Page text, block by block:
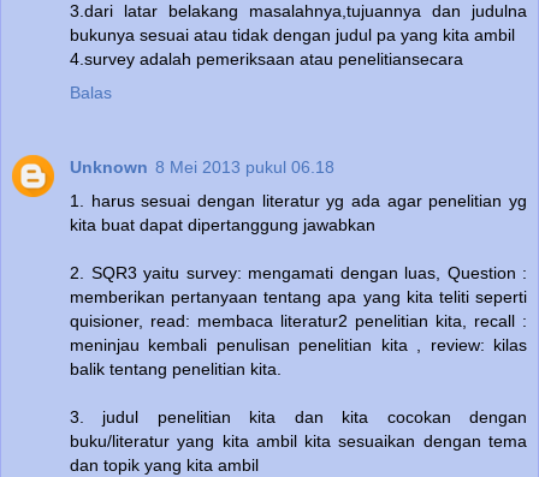
3.dari latar belakang masalahnya,tujuannya dan judulna
bukunya sesuai atau tidak dengan judul pa yang kita ambil
4.survey adalah pemeriksaan atau penelitiansecara
Balas
Unknown 8 Mei 2013 pukul 06.18
1. harus sesuai dengan literatur yg ada agar penelitian yg
kita buat dapat dipertanggung jawabkan
2. SQR3 yaitu survey: mengamati dengan luas, Question :
memberikan pertanyaan tentang apa yang kita teliti seperti
quisioner, read: membaca literatur2 penelitian kita, recall :
meninjau kembali penulisan penelitian kita , review: kilas
balik tentang penelitian kita.
3. judul penelitian kita dan kita cocokan dengan
buku/literatur yang kita ambil kita sesuaikan dengan tema
dan topik yang kita ambil